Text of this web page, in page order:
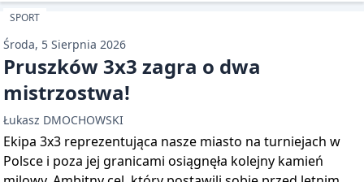
SPORT
Środa, 5 Sierpnia 2026
Pruszków 3x3 zagra o dwa
mistrzostwa!
Łukasz DMOCHOWSKI
Ekipa 3x3 reprezentująca nasze miasto na turniejach w
Polsce i poza jej granicami osiągnęła kolejny kamień